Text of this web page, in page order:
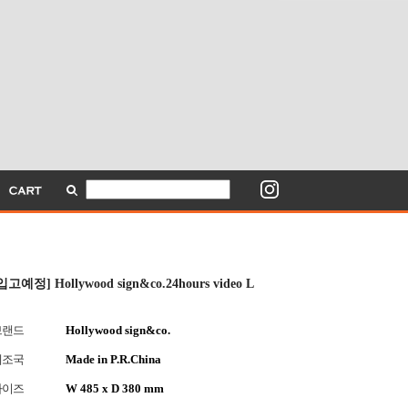
고예정] Hollywood sign&co.24hours video L
드 Hollywood sign&co.
국 Made in P.R.China
즈 W 485 x D 380 mm